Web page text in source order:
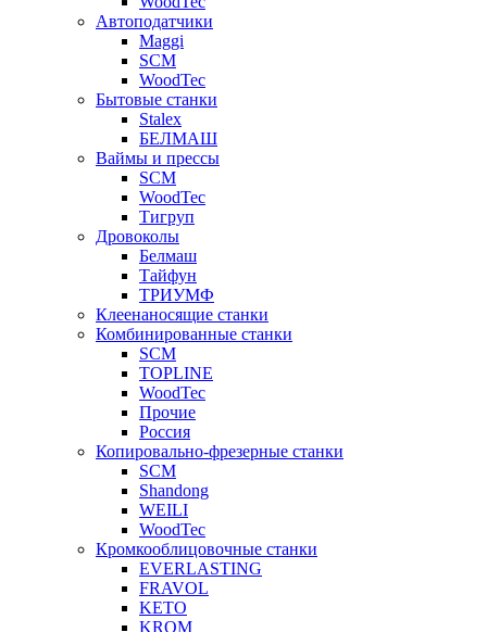
Автоподатчики
Maggi
SCM
WoodTec
Бытовые станки
Stalex
БЕЛМАШ
Ваймы и прессы
SCM
WoodTec
Тигруп
Дровоколы
Белмаш
Тайфун
ТРИУМФ
Клеенаносящие станки
Комбинированные станки
SCM
TOPLINE
WoodTec
Прочие
Россия
Копировально-фрезерные станки
SCM
Shandong
WEILI
WoodTec
Кромкооблицовочные станки
EVERLASTING
FRAVOL
KETO
KROM